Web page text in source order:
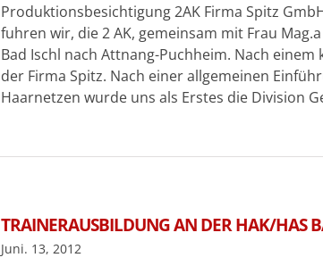
Produktionsbesichtigung 2AK Firma Spitz
fuhren wir, die 2 AK, gemeinsam mit Frau
Bad Ischl nach Attnang-Puchheim. Nach
der Firma Spitz. Nach einer allgemeinen
Haarnetzen wurde uns als Erstes die Division
TRAINERAUSBILDUNG AN DER HAK/HAS
Juni. 13, 2012